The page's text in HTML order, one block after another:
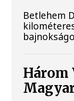
Betlehem
Három